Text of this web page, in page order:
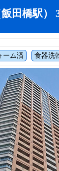
田橋駅）
ーム済 食器洗